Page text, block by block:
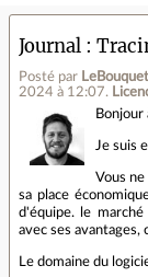
Journal
Posté par
2024 à 12:07.
Bonjour
Je suis
Vous
sa place
d'équipe. le marché
avec ses avantages,
Le domaine du